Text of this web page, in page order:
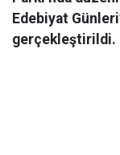
Edebiyat
gerçekleştirildi.